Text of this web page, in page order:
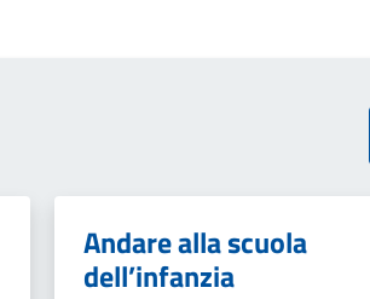
Andare alla scuola
dell’infanzia